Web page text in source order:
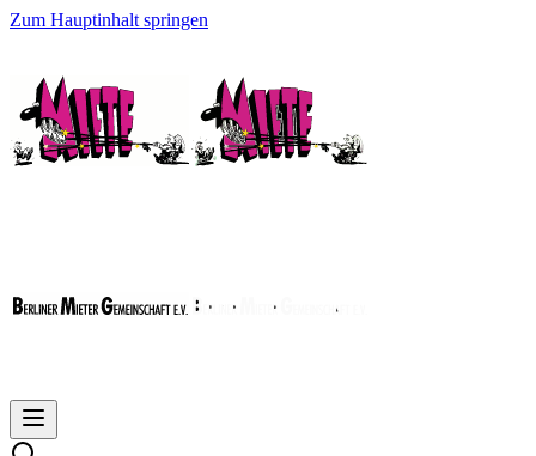
Zum Hauptinhalt springen